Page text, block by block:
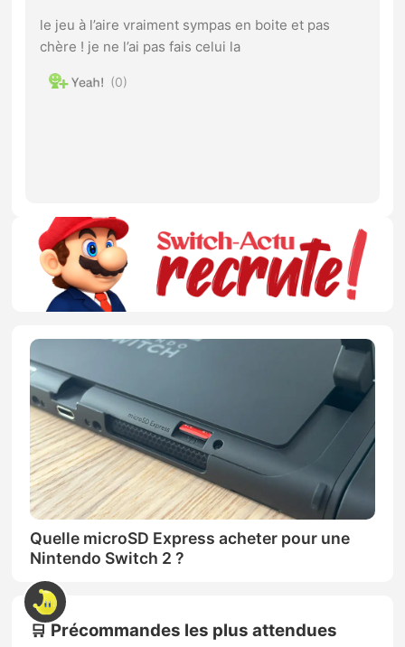
le jeu à l’aire vraiment sympas en boite et pas
chère ! je ne l’ai pas fais celui la
0
Quelle microSD Express acheter pour une
Nintendo Switch 2 ?
🛒 Précommandes les plus attendues